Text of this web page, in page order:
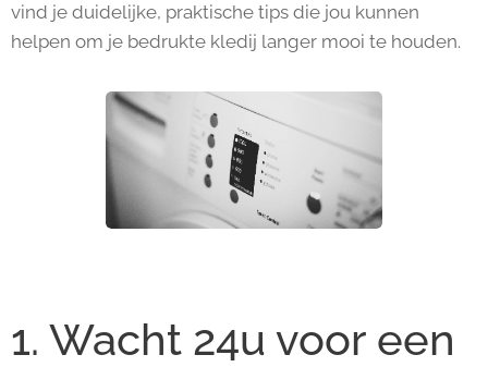
vind je duidelijke, praktische tips die jou kunnen
helpen om je bedrukte kledij langer mooi te houden.
1. Wacht 24u voor een